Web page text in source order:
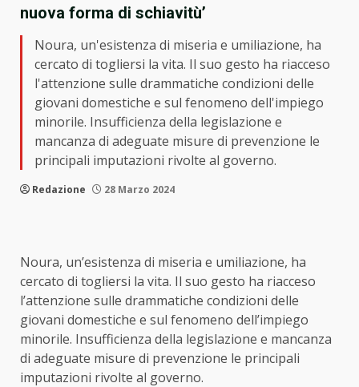
nuova forma di schiavitù’
Noura, un'esistenza di miseria e umiliazione, ha
cercato di togliersi la vita. Il suo gesto ha riacceso
l'attenzione sulle drammatiche condizioni delle
giovani domestiche e sul fenomeno dell'impiego
minorile. Insufficienza della legislazione e
mancanza di adeguate misure di prevenzione le
principali imputazioni rivolte al governo.
Redazione 28 Marzo 2024
Noura, un’esistenza di miseria e umiliazione, ha
cercato di togliersi la vita. Il suo gesto ha riacceso
l’attenzione sulle drammatiche condizioni delle
giovani domestiche e sul fenomeno dell’impiego
minorile. Insufficienza della legislazione e mancanza
di adeguate misure di prevenzione le principali
imputazioni rivolte al governo.